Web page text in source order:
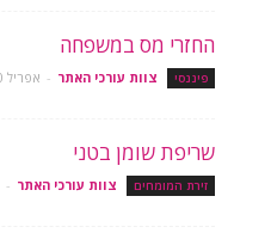
החזרי מס במשפחה
פיננסי צוות עורכי האתר - אפריל 30, 2019
שריפת שומן בטני
זירת המומחים צוות עורכי האתר -